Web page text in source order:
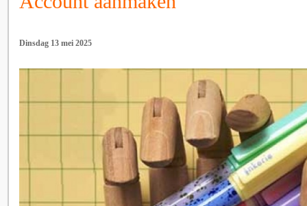
Dinsdag 13 mei 2025